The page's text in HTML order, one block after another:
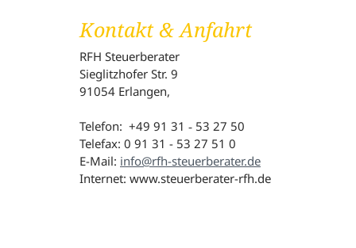
Kontakt & Anfahrt
RFH Steuerberater
Sieglitzhofer Str. 9
91054 Erlangen,
Telefon: +49 91 31 ‑ 53 27 50
Telefax: 0 91 31 - 53 27 51 0
E-Mail: info@rfh-steuerberater.de
Internet: www.steuerberater-rfh.de